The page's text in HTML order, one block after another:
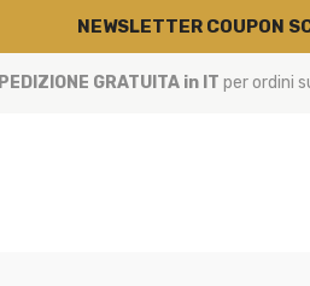
GRATUITA in IT per ordini
NEWSLETTER COUPON